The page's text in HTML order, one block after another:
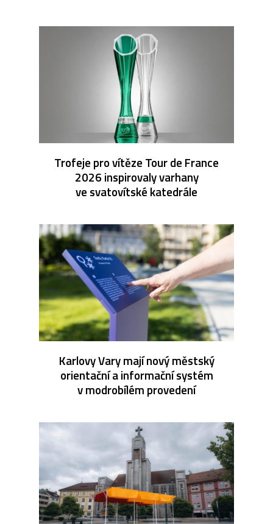
Trofeje pro vítěze Tour de France
2026 inspirovaly varhany
ve svatovítské katedrále
Karlovy Vary mají nový městský
orientační a informační systém
v modrobílém provedení